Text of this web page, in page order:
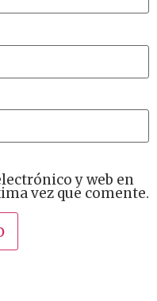
y web en
vez que comente.